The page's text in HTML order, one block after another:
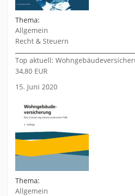
Thema:
Allgemein
Recht & Steuern
Top aktuell:
34,80 EUR
15. Juni 2020
Thema:
Allgemein